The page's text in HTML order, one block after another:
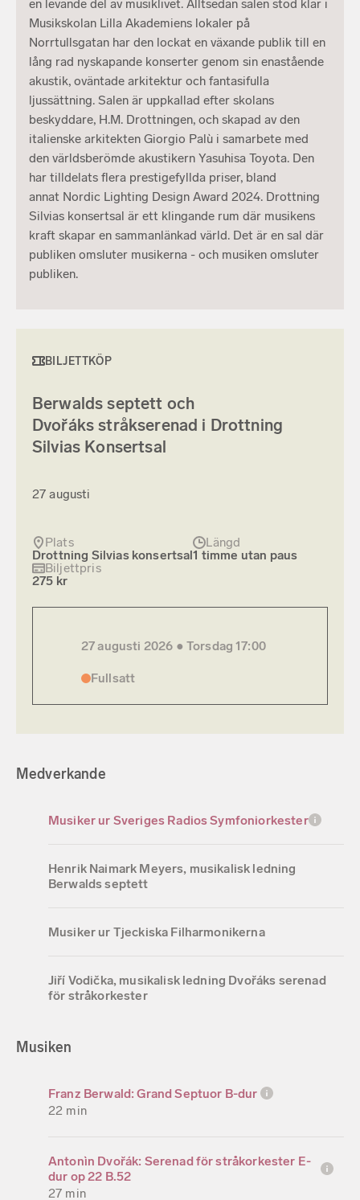
en levande del av musiklivet. Alltsedan salen stod klar i
Musikskolan Lilla Akademiens lokaler på
Norrtullsgatan har den lockat en växande publik till en
lång rad nyskapande konserter genom sin enastående
akustik, oväntade arkitektur och fantasifulla
ljussättning. Salen är uppkallad efter skolans
beskyddare, H.M. Drottningen, och skapad av den
italienske arkitekten Giorgio Palù i samarbete med
den världsberömde akustikern Yasuhisa Toyota. Den
har tilldelats flera prestigefyllda priser, bland
annat Nordic Lighting Design Award 2024. Drottning
Silvias konsertsal är ett klingande rum där musikens
kraft skapar en sammanlänkad värld. Det är en sal där
publiken omsluter musikerna - och musiken omsluter
publiken.
BILJETTKÖP
Berwalds septett och
Dvořáks stråkserenad i Drottning
Silvias Konsertsal
27 augusti
Plats
Drottning Silvias konsertsal
Längd
1 timme utan paus
Biljettpris
275 kr
27 augusti 2026 ● Torsdag 17:00
Fullsatt
Medverkande
Musiker ur Sveriges Radios Symfoniorkester
Henrik Naimark Meyers, musikalisk ledning
Berwalds septett
Musiker ur Tjeckiska Filharmonikerna
Jiří Vodička, musikalisk ledning Dvořáks serenad
för stråkorkester
Musiken
Franz Berwald: Grand Septuor B-dur
22 min
Antonìn Dvořák: Serenad för stråkorkester E-
dur op 22 B.52
27 min